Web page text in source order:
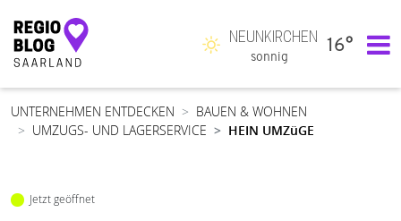
Hauptnavigation
NEUNKIRCHEN
sonnig
16°
UNTERNEHMEN ENTDECKEN
BAUEN & WOHNEN
UMZUGS- UND LAGERSERVICE
HEIN UMZüGE
Jetzt geöffnet